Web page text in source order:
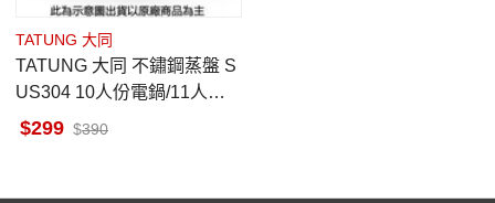
TATUNG 大同
TATUNG 大同 不鏽鋼蒸盤 S
US304 10人份電鍋/11人份
電鍋適用 原廠配件 非電鍋
299 390